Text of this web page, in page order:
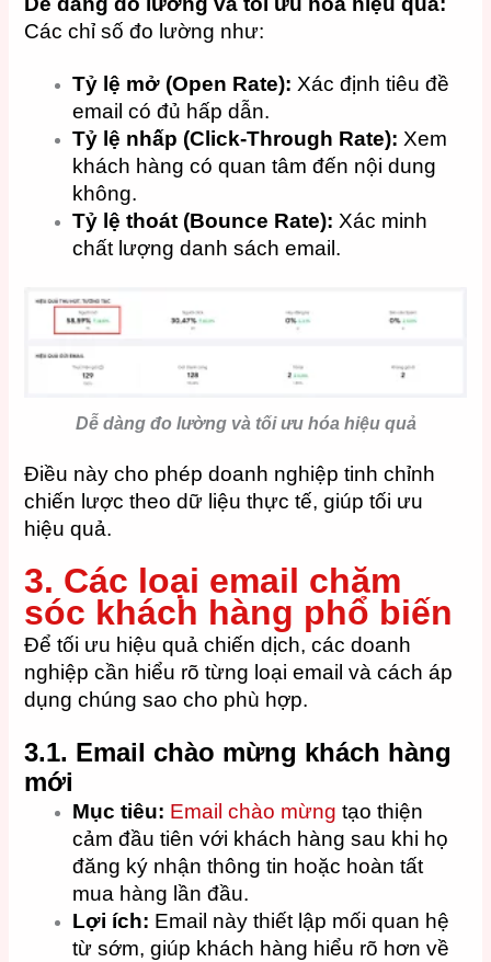
Các chỉ số đo lường như:
Tỷ lệ mở (Open Rate): Xác định tiêu đề
email có đủ hấp dẫn.
Tỷ lệ nhấp (Click-Through Rate): Xem
khách hàng có quan tâm đến nội dung
không.
Tỷ lệ thoát (Bounce Rate): Xác minh
chất lượng danh sách email.
Dễ dàng đo lường và tối ưu hóa hiệu quả
Điều này cho phép doanh nghiệp tinh chỉnh
chiến lược theo dữ liệu thực tế, giúp tối ưu
hiệu quả.
3. Các loại email chăm
sóc khách hàng phổ biến
Để tối ưu hiệu quả chiến dịch, các doanh
nghiệp cần hiểu rõ từng loại email và cách áp
dụng chúng sao cho phù hợp.
3.1. Email chào mừng khách hàng
mới
Mục tiêu: Email chào mừng tạo thiện
cảm đầu tiên với khách hàng sau khi họ
đăng ký nhận thông tin hoặc hoàn tất
mua hàng lần đầu.
Lợi ích: Email này thiết lập mối quan hệ
từ sớm, giúp khách hàng hiểu rõ hơn về